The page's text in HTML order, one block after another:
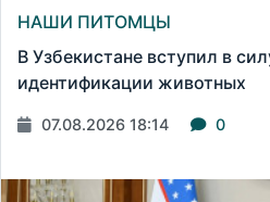
НАШИ ПИТОМЦЫ
В Узбекистане вступил в
идентификации животных
07.08.2026 18:14 0